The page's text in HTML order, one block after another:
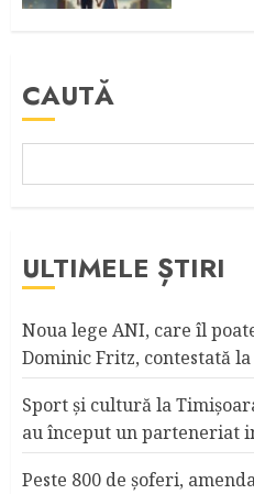
CAUTĂ
ULTIMELE ȘTIRI
Noua lege ANI, care îl
Dominic Fritz, contestată la
Sport şi cultură la
au început un parteneriat
Peste 800 de șoferi,